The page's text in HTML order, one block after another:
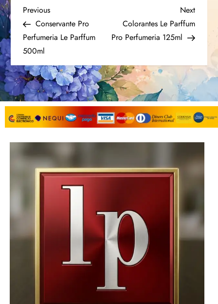
Previous
Conservante Pro
Perfumeria Le Parffum
500ml
Next
Colorantes Le Parffum
Pro Perfumeria 125ml